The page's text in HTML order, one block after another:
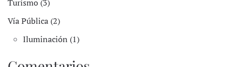
Turismo (3)
Vía Pública (2)
Iluminación (1)